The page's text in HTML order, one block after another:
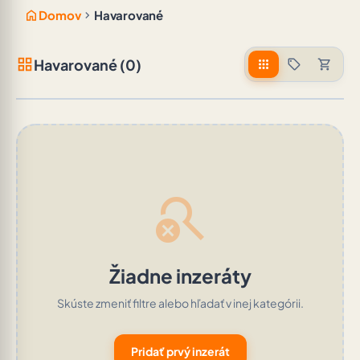
home Domov chevron_right Havarované
grid_viewHavarované (0) apps sell shopping_cart
search_off
Žiadne inzeráty
Skúste zmeniť filtre alebo hľadať v inej kategórii.
Pridať prvý inzerát